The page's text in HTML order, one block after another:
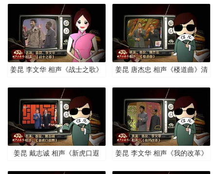
姜昆 李文华 相声《战士之歌》
姜昆 唐杰忠 相声《楼道曲》清
姜昆 戴志诚 相声《新虎口遐
姜昆 李文华 相声《我的改革》